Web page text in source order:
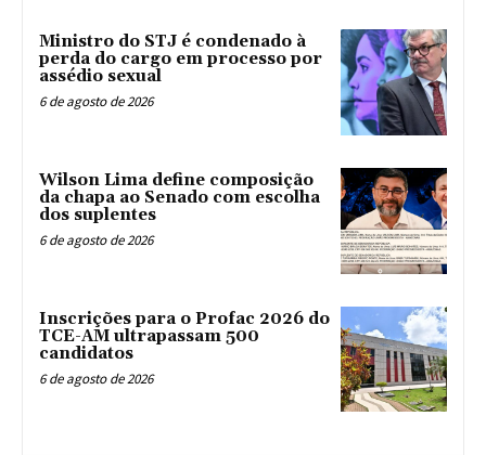
Ministro do STJ é condenado à
perda do cargo em processo por
assédio sexual
6 de agosto de 2026
Wilson Lima define composição
da chapa ao Senado com escolha
dos suplentes
6 de agosto de 2026
Inscrições para o Profac 2026 do
TCE-AM ultrapassam 500
candidatos
6 de agosto de 2026